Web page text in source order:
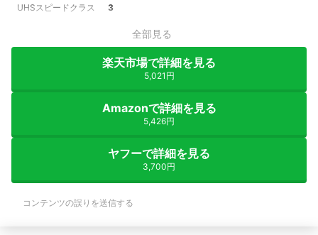
UHSスピードクラス 3
全部見る
楽天市場で詳細を見る
5,021円
Amazonで詳細を見る
5,426円
ヤフーで詳細を見る
3,700円
コンテンツの誤りを送信する